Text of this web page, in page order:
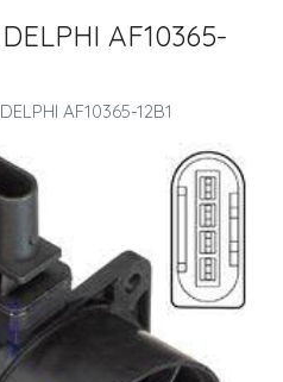
AF10365-
AF10365-12B1